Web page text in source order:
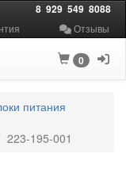
8 929 549 8088
Отзывы
0
питания
223-195-001